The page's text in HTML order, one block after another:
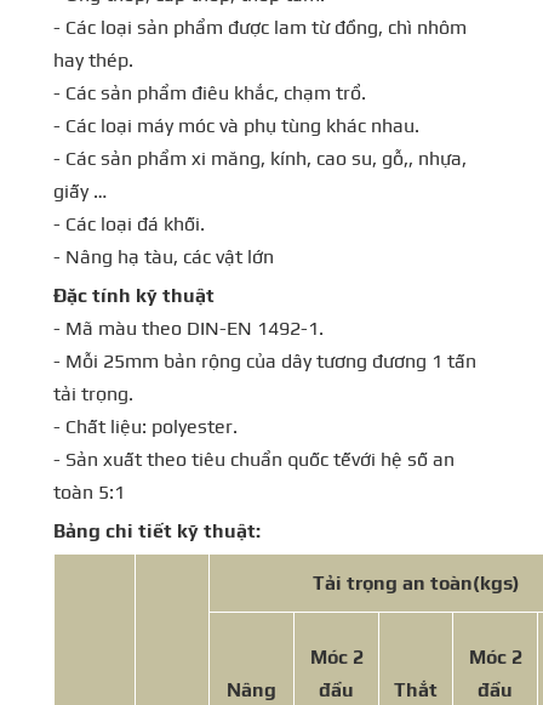
- Các loại sản phẩm được lam từ đồng, chì nhôm
hay thép.
- Các sản phẩm điêu khắc, chạm trổ.
- Các loại máy móc và phụ tùng khác nhau.
- Các sản phẩm xi măng, kính, cao su, gỗ,, nhựa,
giấy …
- Các loại đá khối.
- Nâng hạ tàu, các vật lớn
Đặc tính kỹ thuật
- Mã màu theo DIN-EN 1492-1.
- Mỗi 25mm bản rộng của dây tương đương 1 tấn
tải trọng.
- Chất liệu: polyester.
- Sản xuất theo tiêu chuẩn quốc tếvới hệ số an
toàn 5:1
Bảng chi tiết kỹ thuật:
Tải trọng an toàn(kgs)
Nâng
Móc 2
đầu
Thắt
Móc 2
đầu